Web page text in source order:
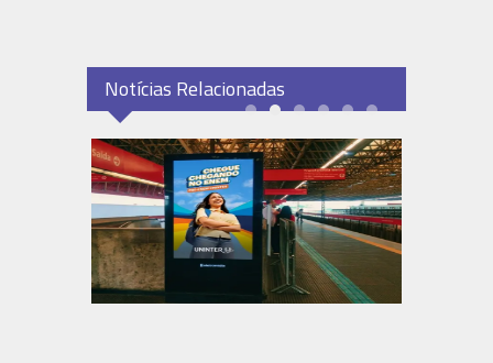
Notícias Relacionadas